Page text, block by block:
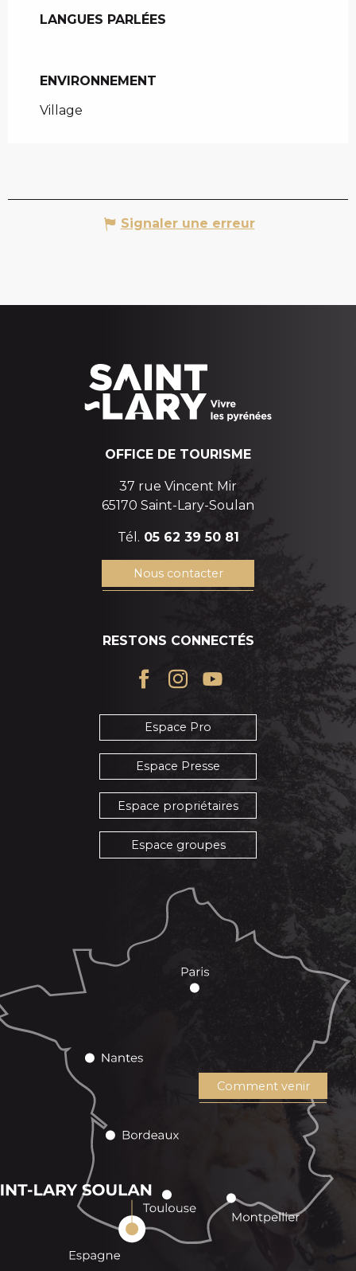
LANGUES PARLÉES
LANGUES PARLÉES
ENVIRONNEMENT
ENVIRONNEMENT
Village
Signaler une erreur
OFFICE DE TOURISME
37 rue Vincent Mir
65170 Saint-Lary-Soulan
Tél. 05 62 39 50 81
Nous contacter
RESTONS CONNECTÉS
Espace Pro
Espace Presse
Espace propriétaires
Espace groupes
Comment venir